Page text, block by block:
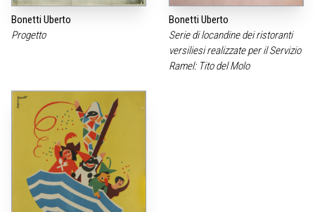
Bonetti Uberto
Progetto
Bonetti Uberto
Serie di locandine dei ristoranti
versiliesi realizzate per il Servizio
Ramel: Tito del Molo